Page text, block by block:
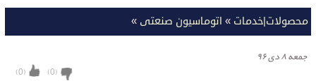
محصولات|خدمات» اتوماسیون صنعتی»
جمعه ۸ دی ۹۶
(
0
) (
0
)